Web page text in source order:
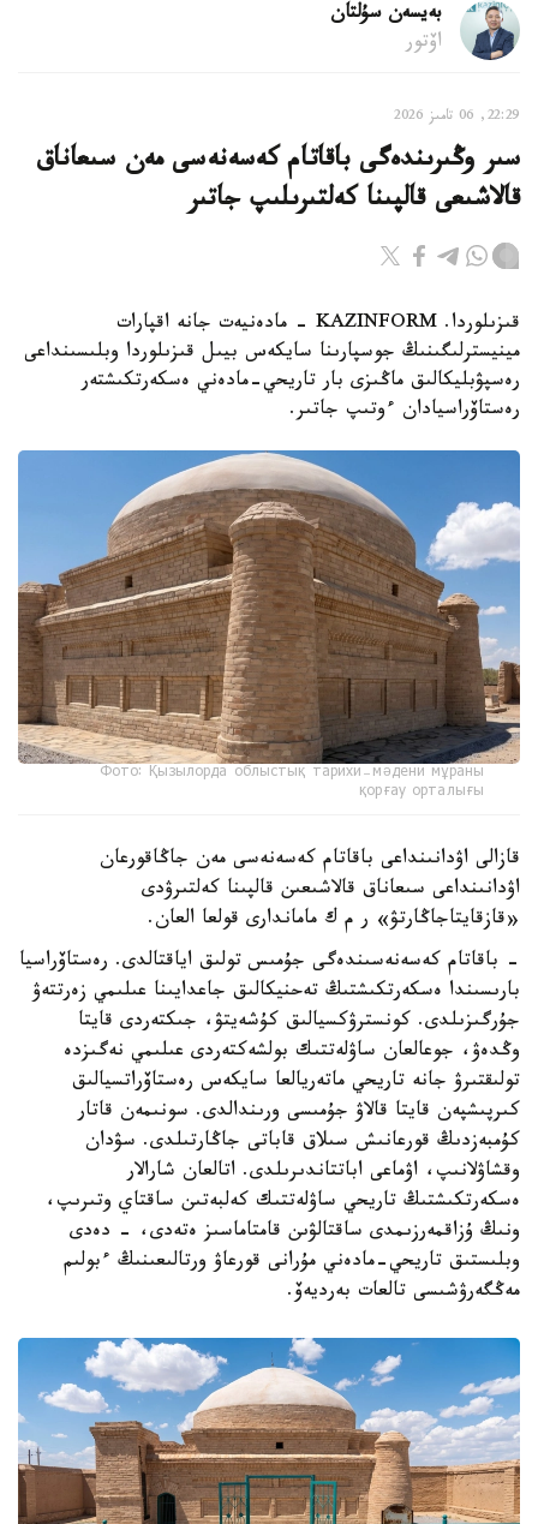
بەيسەن سۇلتان
اۆتور
22:29, 06 تامىز 2026
سىر وڭىرىندەگى باقاتام كەسەنەسى مەن سىعاناق
قالاشىعى قالپىنا كەلتىرىلىپ جاتىر
قىزىلوردا. KAZINFORM - مادەنيەت جانە اقپارات
مينيسترلىگىنىڭ جوسپارىنا سايكەس بيىل قىزىلوردا وبلىسىنداعى
رەسپۋبليكالىق ماڭىزى بار تاريحي-مادەني ەسكەرتكىشتەر
رەستاۆراسيادان ءوتىپ جاتىر.
Фото: Қызылорда облыстық тарихи-мәдени мұраны
қорғау орталығы
قازالى اۋدانىنداعى باقاتام كەسەنەسى مەن جاڭاقورعان
اۋدانىنداعى سىعاناق قالاشىعىن قالپىنا كەلتىرۋدى
«قازقايتاجاڭارتۋ» ر م ك ماماندارى قولعا العان.
- باقاتام كەسەنەسىندەگى جۇمىس تولىق اياقتالدى. رەستاۆراسيا
بارىسىندا ەسكەرتكىشتىڭ تەحنيكالىق جاعدايىنا عىلىمي زەرتتەۋ
جۇرگىزىلدى. كونسترۋكسيالىق كۇشەيتۋ، جىكتەردى قايتا
وڭدەۋ، جوعالعان ساۋلەتتىك بولشەكتەردى عىلىمي نەگىزدە
تولىقتىرۋ جانە تاريحي ماتەريالعا سايكەس رەستاۆراتسيالىق
كىرپىشپەن قايتا قالاۋ جۇمىسى ورىندالدى. سونىمەن قاتار
كۇمبەزدىڭ قورعانىش سىلاق قاباتى جاڭارتىلدى. سۋدان
وقشاۋلانىپ، اۋماعى اباتتاندىرىلدى. اتالعان شارالار
ەسكەرتكىشتىڭ تاريحي ساۋلەتتىك كەلبەتىن ساقتاي وتىرىپ،
ونىڭ ۇزاقمەرزىمدى ساقتالۋىن قامتاماسىز ەتەدى، - دەدى
وبلىستىق تاريحي-مادەني مۇرانى قورعاۋ ورتالىعىنىڭ ءبولىم
مەڭگەرۋشىسى تالعات بەرديەۆ.